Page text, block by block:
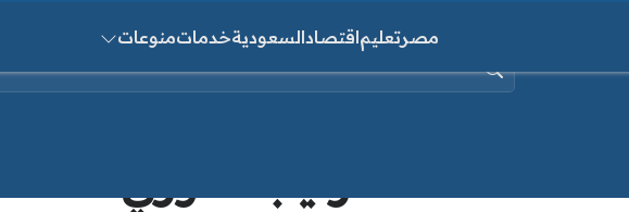
مصرتعليماقتصادالسعوديةخدماتمنوعات